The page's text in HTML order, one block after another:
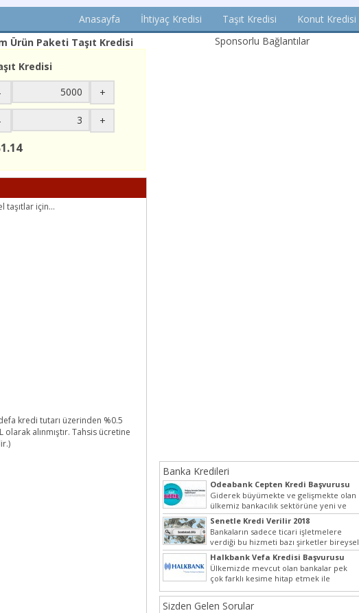
Anasayfa İhtiyaç Kredisi Taşıt Kredisi
Konut Kredisi
Ürün Paketi Taşıt Kredisi
Kredisi
+
+
taşıtlar için…
kredi tutarı üzerinden %0.5
alınmıştır. Tahsis ücretine
Sponsorlu Bağlantılar
Banka Kredileri
Odeabank Cepten Kredi Başvurusu
KREDIM 8444
Giderek büyümekte ve gelişmekte olan
ülkemiz bankacılık sektörüne yeni ve
hızlı bir giriş yapmış olan...
Senetle Kredi Verilir 2018
Bankaların sadece ticari işletmelere
verdiği bu hizmeti bazı şirketler bireysel
olarak da vermektedir. Senetle kredi...
Halkbank Vefa Kredisi Başvurusu
Ülkemizde mevcut olan bankalar pek
çok farklı kesime hitap etmek ile
beraber bu noktada son...
Sizden Gelen Sorular